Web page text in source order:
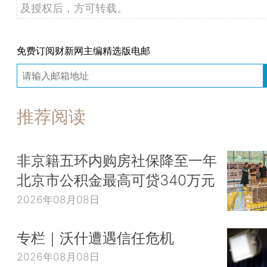
及授权后，方可转载。
免费订阅财新网主编精选版电邮
推荐阅读
非京籍五环内购房社保降至一年
北京市公积金最高可贷340万元
2026年08月08日
专栏｜沃什遭遇信任危机
2026年08月08日